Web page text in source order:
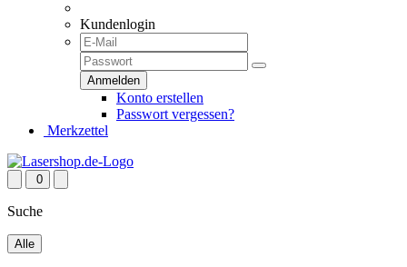
Kundenlogin
Konto erstellen
Passwort vergessen?
Merkzettel
0
Suche
Alle